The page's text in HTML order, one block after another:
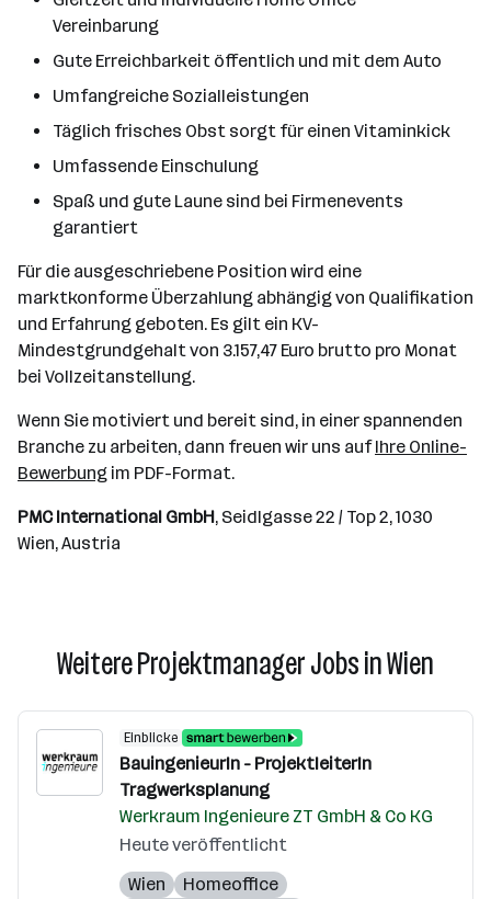
Vereinbarung
Gute Erreichbarkeit öffentlich und mit dem Auto
Umfangreiche Sozialleistungen
Täglich frisches Obst sorgt für einen Vitaminkick
Umfassende Einschulung
Spaß und gute Laune sind bei Firmenevents
garantiert
Für die ausgeschriebene Position wird eine
marktkonforme Überzahlung abhängig von Qualifikation
und Erfahrung geboten. Es gilt ein KV-
Mindestgrundgehalt von 3.157,47 Euro brutto pro Monat
bei Vollzeitanstellung.
Wenn Sie motiviert und bereit sind, in einer spannenden
Branche zu arbeiten, dann freuen wir uns aufIhre Online-
Bewerbung im PDF-Format.
PMC International GmbH, Seidlgasse 22 / Top 2, 1030
Wien, Austria
Weitere Projektmanager Jobs in Wien
Einblicke
BauingenieurIn - ProjektleiterIn
Tragwerksplanung
Werkraum Ingenieure ZT GmbH & Co KG
Heute veröffentlicht
Wien
Homeoffice